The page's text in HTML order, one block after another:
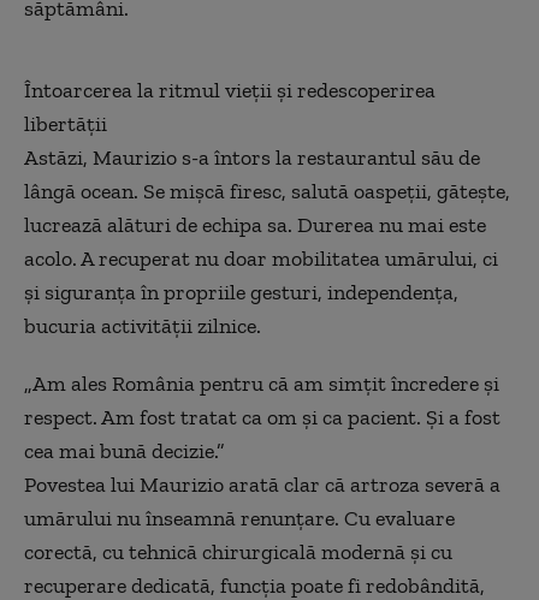
săptămâni.
Întoarcerea la ritmul vieții și redescoperirea
libertății
Astăzi, Maurizio s-a întors la restaurantul său de
lângă ocean. Se mișcă firesc, salută oaspeții, gătește,
lucrează alături de echipa sa. Durerea nu mai este
acolo. A recuperat nu doar mobilitatea umărului, ci
și siguranța în propriile gesturi, independența,
bucuria activității zilnice.
„Am ales România pentru că am simțit încredere și
respect. Am fost tratat ca om și ca pacient. Și a fost
cea mai bună decizie.”
Povestea lui Maurizio arată clar că artroza severă a
umărului nu înseamnă renunțare. Cu evaluare
corectă, cu tehnică chirurgicală modernă și cu
recuperare dedicată, funcția poate fi redobândită,